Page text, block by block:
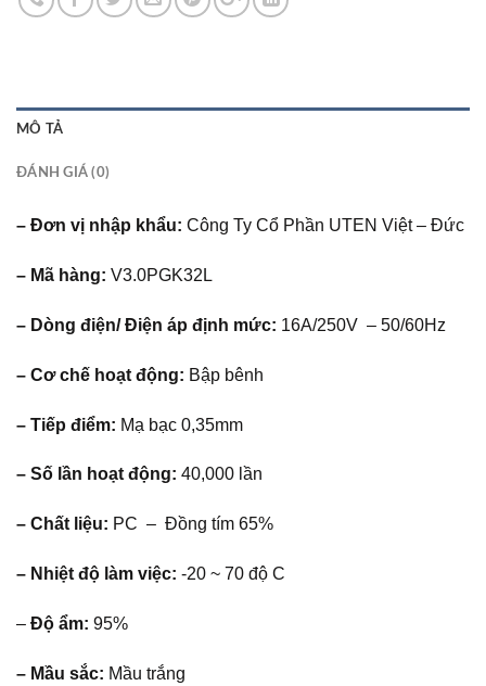
MÔ TẢ
ĐÁNH GIÁ (0)
– Đơn vị nhập khẩu: Công Ty Cổ Phần UTEN Việt – Đức
– Mã hàng: V3.0PGK32L
– Dòng điện/ Điện áp định mức: 16A/250V – 50/60Hz
– Cơ chế hoạt động: Bập bênh
– Tiếp điểm: Mạ bạc 0,35mm
– Số lần hoạt động: 40,000 lần
– Chất liệu: PC – Đồng tím 65%
– Nhiệt độ làm việc: -20 ~ 70 độ C
– Độ ẩm: 95%
– Mầu sắc: Mầu trắng